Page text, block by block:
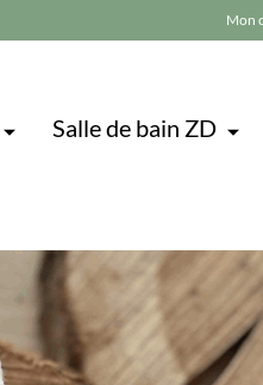
Mon
Salle de bain ZD